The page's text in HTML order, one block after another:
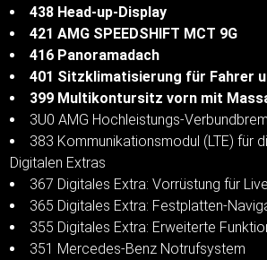
438 Head-up-Display
421 AMG SPEEDSHIFT MCT 9G
416 Panoramadach
401 Sitzklimatisierung für Fahrer
399 Multikontursitz vorn mit
3U0 AMG Hochleistungs-
383 Kommunikationsmodul (LTE) für
Digitalen Extras
367 Digitales Extra: Vorrüstung für
365 Digitales Extra: Festplatten-
355 Digitales Extra: Erweiterte
351 Mercedes-Benz Notrufsystem